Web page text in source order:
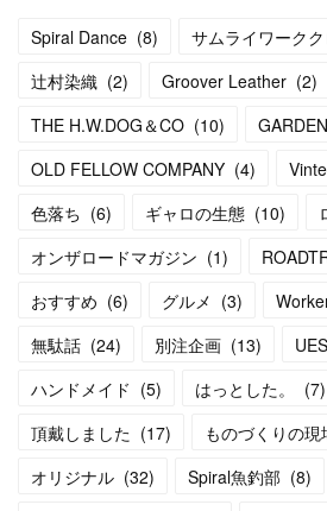
Spiral Dance (8) サムライワーク
辻村染織 (2) Groover Leather (2)
THE H.W.DOG＆CO (10)
OLD FELLOW COMPANY (4)
色落ち (6) ギャロの生態 (10)
オンザロードマガジン (1)
おすすめ (6) グルメ (3)
無駄話 (24) 別注企画 (13) UES
ハンドメイド (5) はっとした。 (7)
頂戴しました (17) ものづくりの現
オリジナル (32) Spiral魚釣部 (8)